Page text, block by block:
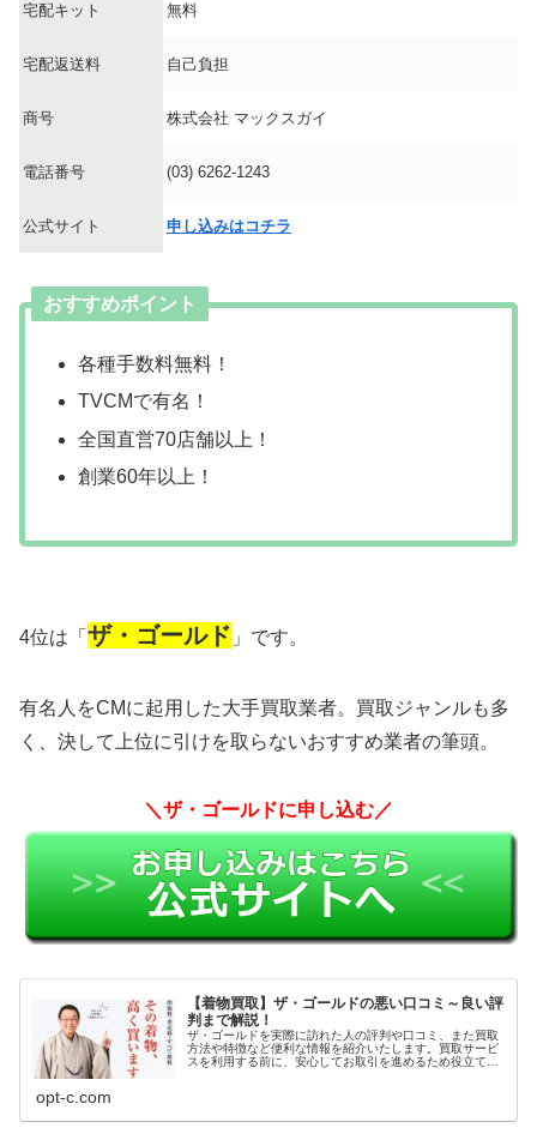
宅配キット 無料
宅配返送料 自己負担
商号 株式会社 マックスガイ
電話番号 (03) 6262-1243
公式サイト 申し込みはコチラ
おすすめポイント
各種手数料無料！
TVCMで有名！
全国直営70店舗以上！
創業60年以上！
4位は「 ザ・ゴールド 」です。
有名人をCMに起用した大手買取業者。買取ジャンルも多
く、決して上位に引けを取らないおすすめ業者の筆頭。
＼ザ・ゴールドに申し込む／
【着物買取】ザ・ゴールドの悪い口コミ～良い評
判まで解説！
ザ・ゴールドを実際に訪れた人の評判や口コミ、また買取
方法や特徴など便利な情報を紹介いたします。買取サービ
スを利用する前に、安心してお取引を進めるため役立てて
opt-c.com